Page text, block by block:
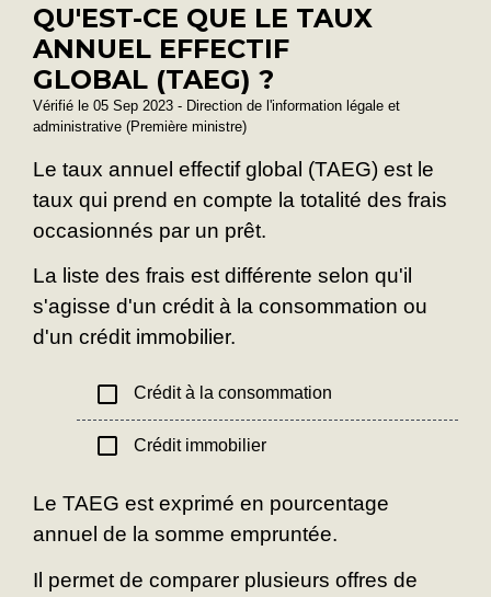
QU'EST-CE QUE LE TAUX
ANNUEL EFFECTIF
GLOBAL (TAEG) ?
Vérifié le 05 Sep 2023 - Direction de l'information légale et
administrative (Première ministre)
Le taux annuel effectif global (TAEG) est le
taux qui prend en compte la totalité des frais
occasionnés par un prêt.
La liste des frais est différente selon qu'il
s'agisse d'un crédit à la consommation ou
d'un crédit immobilier.
check_box_outline_blank Crédit à la consommation
check_box_outline_blank Crédit immobilier
Le TAEG est exprimé en pourcentage
annuel de la somme empruntée.
Il permet de comparer plusieurs offres de